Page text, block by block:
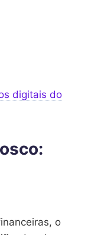
digitais do
o